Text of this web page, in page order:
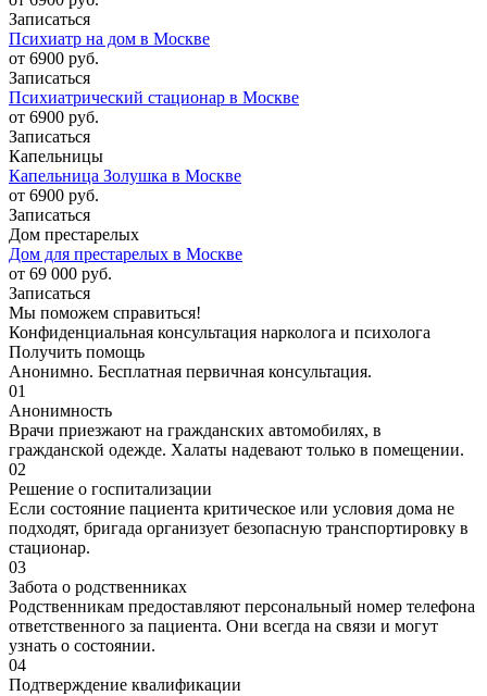
Записаться
Психиатр на дом в Москве
от 6900 руб.
Записаться
Психиатрический стационар в Москве
от 6900 руб.
Записаться
Капельницы
Капельница Золушка в Москве
от 6900 руб.
Записаться
Дом престарелых
Дом для престарелых в Москве
от 69 000 руб.
Записаться
Мы поможем справиться!
Конфиденциальная консультация нарколога и психолога
Получить помощь
Анонимно. Бесплатная первичная консультация.
01
Анонимность
Врачи приезжают на гражданских автомобилях, в
гражданской одежде. Халаты надевают только в помещении.
02
Решение о госпитализации
Если состояние пациента критическое или условия дома не
подходят, бригада организует безопасную транспортировку в
стационар.
03
Забота о родственниках
Родственникам предоставляют персональный номер телефона
ответственного за пациента. Они всегда на связи и могут
узнать о состоянии.
04
Подтверждение квалификации